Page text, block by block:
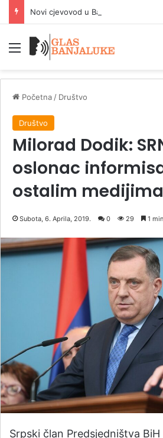
Meni
Početna / Društvo
Društvo
Milorad Dodik:
oslonac
ostalim
Subota, 6. Aprila, 2019. 0 29 1
Srpski član Predsjedništva